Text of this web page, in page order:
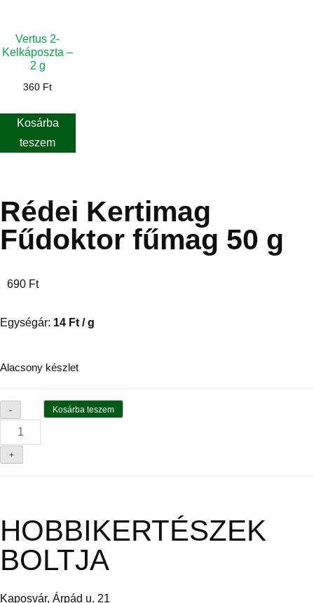
Vertus 2-
Kelkáposzta –
2 g
360 Ft
Kosárba
teszem
Rédei Kertimag
Fűdoktor fűmag 50 g
690 Ft
Egységár: 14 Ft / g
Alacsony készlet
-
+
Kosárba teszem
HOBBIKERTÉSZEK
BOLTJA
Kaposvár, Árpád u. 21